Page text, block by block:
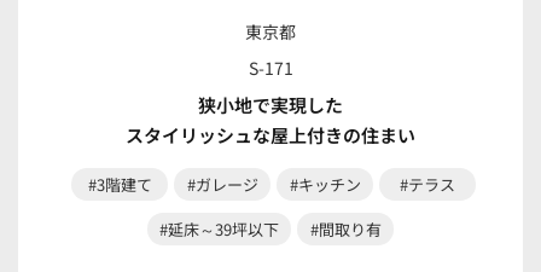
東京都
S-171
狭小地で実現した
スタイリッシュな屋上付きの住まい
#3階建て #ガレージ #キッチン
#テラス
#延床～39坪以下
#間取り有